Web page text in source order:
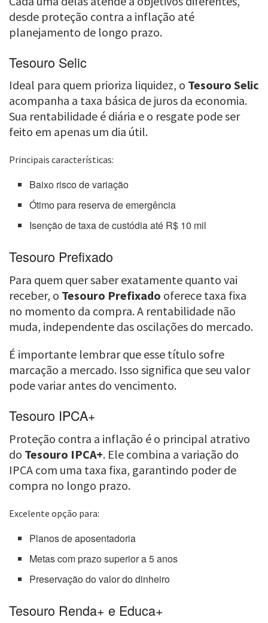
desde proteção contra a inflação até
planejamento de longo prazo.
Tesouro Selic
Ideal para quem prioriza liquidez, o Tesouro Selic
acompanha a taxa básica de juros da economia.
Sua rentabilidade é diária e o resgate pode ser
feito em apenas um dia útil.
Principais características:
Baixo risco de variação
Ótimo para reserva de emergência
Isenção de taxa de custódia até R$ 10 mil
Tesouro Prefixado
Para quem quer saber exatamente quanto vai
receber, o Tesouro Prefixado oferece taxa fixa
no momento da compra. A rentabilidade não
muda, independente das oscilações do mercado.
É importante lembrar que esse título sofre
marcação a mercado. Isso significa que seu valor
pode variar antes do vencimento.
Tesouro IPCA+
Proteção contra a inflação é o principal atrativo
do Tesouro IPCA+. Ele combina a variação do
IPCA com uma taxa fixa, garantindo poder de
compra no longo prazo.
Excelente opção para:
Planos de aposentadoria
Metas com prazo superior a 5 anos
Preservação do valor do dinheiro
Tesouro Renda+ e Educa+